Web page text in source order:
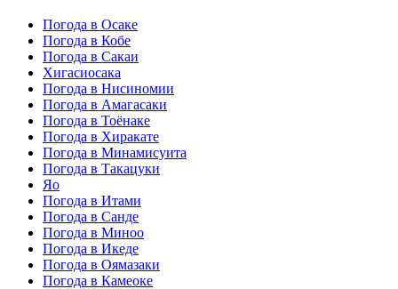
Погода в Осаке
Погода в Кобе
Погода в Сакаи
Хигасиосака
Погода в Нисиномии
Погода в Амагасаки
Погода в Тоёнаке
Погода в Хиракате
Погода в Минамисуита
Погода в Такацуки
Яо
Погода в Итами
Погода в Санде
Погода в Миноо
Погода в Икеде
Погода в Оямазаки
Погода в Камеоке